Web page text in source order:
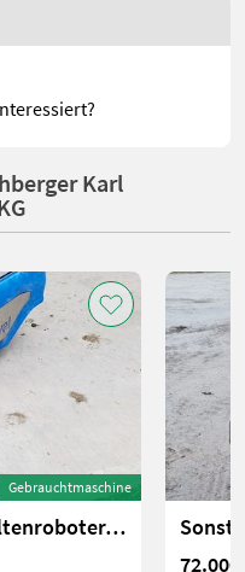
Karl
Gebrauchtmaschine
Sonstige Delaval RS 450 Spaltenroboter/-schieber
72.000